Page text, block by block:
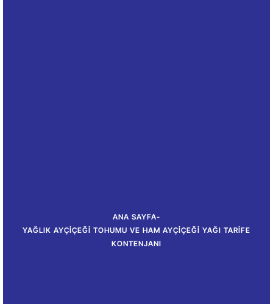
ANA SAYFA-
YAĞLIK AYÇIÇEĞI TOHUMU VE HAM AYÇIÇEĞI YAĞI TARIFE
KONTENJANI